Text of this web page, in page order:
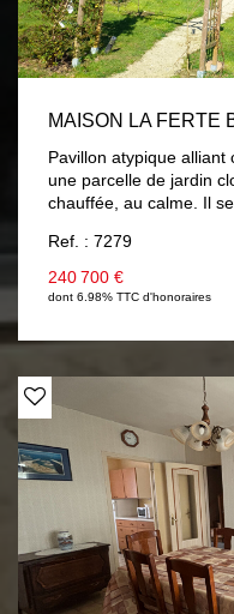
MAISON LA FERTE
Pavillon atypique
une parcelle de jardin
chauffée, au calme. Il
vous accédez sur une
vue sur campagne, dégagement distribuant : chambre ,
salle d'eau, wc avec
un salon cosy, chambre
En rez-de-jardin : pièce
d'été avec placards, un
garage . Chauffage par
climatisation réversible.
découvrir...
Ref. : 7279
240 700 €
dont 6.98% TTC d'honoraires